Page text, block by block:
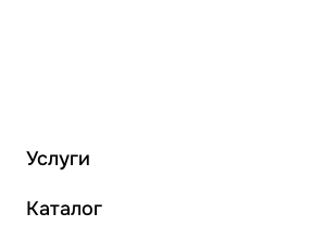
Услуги
Каталог